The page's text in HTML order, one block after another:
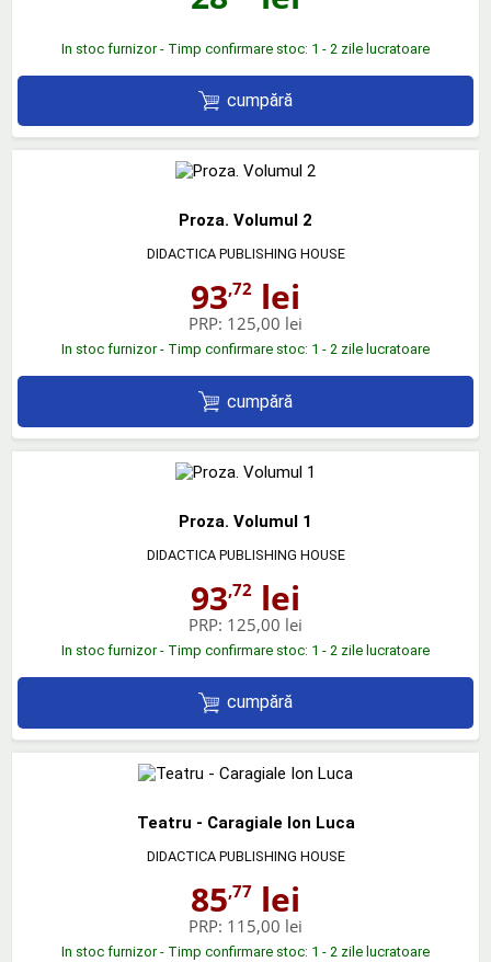
In stoc furnizor - Timp confirmare stoc: 1 - 2 zile lucratoare
cumpără
Proza. Volumul 2
DIDACTICA PUBLISHING HOUSE
93,72 lei
PRP: 125,00 lei
In stoc furnizor - Timp confirmare stoc: 1 - 2 zile lucratoare
cumpără
Proza. Volumul 1
DIDACTICA PUBLISHING HOUSE
93,72 lei
PRP: 125,00 lei
In stoc furnizor - Timp confirmare stoc: 1 - 2 zile lucratoare
cumpără
Teatru - Caragiale Ion Luca
DIDACTICA PUBLISHING HOUSE
85,77 lei
PRP: 115,00 lei
In stoc furnizor - Timp confirmare stoc: 1 - 2 zile lucratoare